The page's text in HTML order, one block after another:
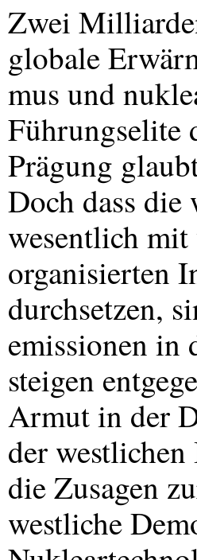
Zwei
globale
mus und
Führungselite
Prägung
Doch dass
wesentlich
organisierten
durchsetzen,
emissionen in
steigen
Armut in der
der
die Zusagen
westliche